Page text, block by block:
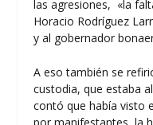
las agresiones, «la
Horacio Rodríguez
y al gobernador
A eso también se
custodia, que estaba
contó que había visto